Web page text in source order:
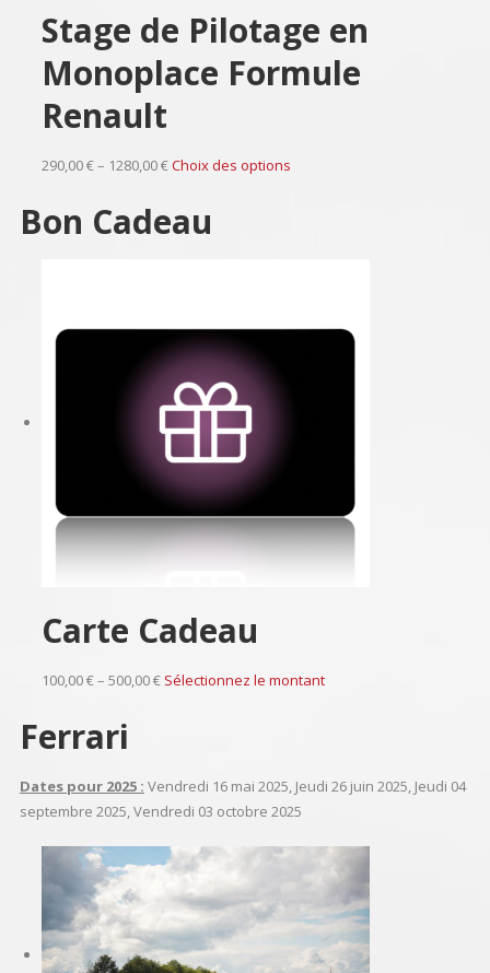
Stage de Pilotage en
Monoplace Formule
Renault
290,00 € – 1280,00 €Choix des options
Bon Cadeau
Carte Cadeau
100,00 € – 500,00 € Sélectionnez le montant
Ferrari
Dates pour 2025 : Vendredi 16 mai 2025, Jeudi 26 juin 2025, Jeudi 04
septembre 2025, Vendredi 03 octobre 2025